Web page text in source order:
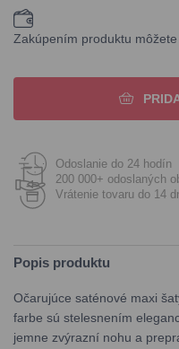
Zakúpením produktu
Odoslanie do 24 hodín
200 000+ odoslaných
Vrátenie tovaru do 14
Popis produktu
Očarujúce saténové maxi
farbe sú stelesnením
jemne zvýrazní nohu a